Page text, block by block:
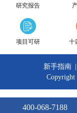
400-068-7188
研究报告
项目可研 十
新手指南